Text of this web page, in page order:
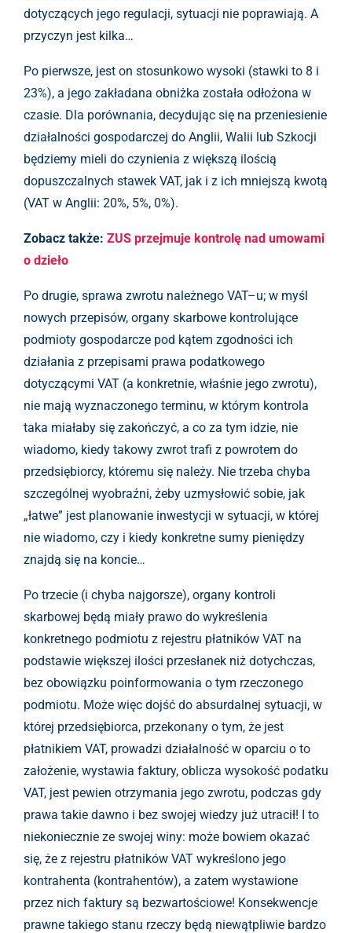
dotyczących jego regulacji, sytuacji nie poprawiają. A
przyczyn jest kilka…
Po pierwsze, jest on stosunkowo wysoki (stawki to 8 i
23%), a jego zakładana obniżka została odłożona w
czasie. Dla porównania, decydując się na przeniesienie
działalności gospodarczej do Anglii, Walii lub Szkocji
będziemy mieli do czynienia z większą ilością
dopuszczalnych stawek VAT, jak i z ich mniejszą kwotą
(VAT w Anglii: 20%, 5%, 0%).
Zobacz także: ZUS przejmuje kontrolę nad umowami
o dzieło
Po drugie, sprawa zwrotu należnego VAT–u; w myśl
nowych przepisów, organy skarbowe kontrolujące
podmioty gospodarcze pod kątem zgodności ich
działania z przepisami prawa podatkowego
dotyczącymi VAT (a konkretnie, właśnie jego zwrotu),
nie mają wyznaczonego terminu, w którym kontrola
taka miałaby się zakończyć, a co za tym idzie, nie
wiadomo, kiedy takowy zwrot trafi z powrotem do
przedsiębiorcy, któremu się należy. Nie trzeba chyba
szczególnej wyobraźni, żeby uzmysłowić sobie, jak
„łatwe” jest planowanie inwestycji w sytuacji, w której
nie wiadomo, czy i kiedy konkretne sumy pieniędzy
znajdą się na koncie…
Po trzecie (i chyba najgorsze), organy kontroli
skarbowej będą miały prawo do wykreślenia
konkretnego podmiotu z rejestru płatników VAT na
podstawie większej ilości przesłanek niż dotychczas,
bez obowiązku poinformowania o tym rzeczonego
podmiotu. Może więc dojść do absurdalnej sytuacji, w
której przedsiębiorca, przekonany o tym, że jest
płatnikiem VAT, prowadzi działalność w oparciu o to
założenie, wystawia faktury, oblicza wysokość podatku
VAT, jest pewien otrzymania jego zwrotu, podczas gdy
prawa takie dawno i bez swojej wiedzy już utracił! I to
niekoniecznie ze swojej winy: może bowiem okazać
się, że z rejestru płatników VAT wykreślono jego
kontrahenta (kontrahentów), a zatem wystawione
przez nich faktury są bezwartościowe! Konsekwencje
prawne takiego stanu rzeczy będą niewątpliwie bardzo